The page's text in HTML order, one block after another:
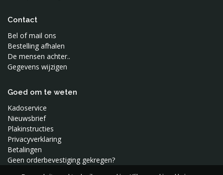
Contact
Bel of mail ons
Bestelling afhalen
De mensen achter..
Gegevens wijzigen
Goed om te weten
Kadoservice
Nieuwsbrief
Plakinstructies
Privacyverklaring
Betalingen
Geen orderbevestiging gekregen?